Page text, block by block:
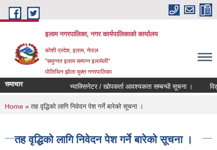
Skip to main content
इलाम नगरपालिका, नगर कार्यपालिकाको कार्यालय
कोशी प्रदेश, इलाम, नेपाल
"समुन्नत इलाम सम्पन्न इलामेली"
पोलिथिन झोला मुक्त नगरपालिका
समाचार भ्याक्सिनेटर / खोपकर्ता आवश्यकता सम्बन्धी सूचना ।
You are here
Home » तह वृद्धिको लागि निवेदन पेश गर्ने बारेको सूचना ।
तह वृद्धिको लागि निवेदन पेश गर्ने बारेको सूचना ।